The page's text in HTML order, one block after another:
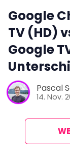
Google
TV (HD)
Google
Pascal
14. Nov.